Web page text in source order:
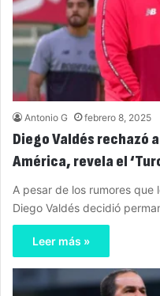
Antonio G febrero 8, 2025
Diego Valdés rechazó
América, revela el
A pesar de los rumores que
Diego Valdés decidió
Leer más »